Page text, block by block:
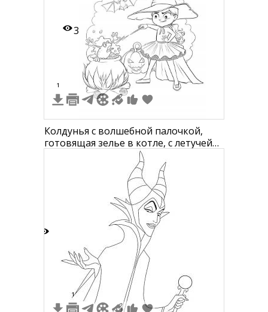
3
1
Колдунья с волшебной палочкой,
готовящая зелье в котле, с летучей
мышью и тыквой-фонарём
1